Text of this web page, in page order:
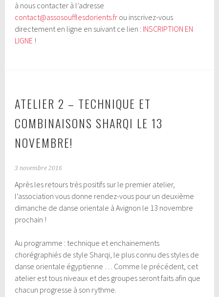
à nous contacter à l’adresse
contact@assosoufflesdorients.fr ou inscrivez-vous
directement en ligne en suivant ce lien : INSCRIPTION EN
LIGNE !
ATELIER 2 – TECHNIQUE ET
COMBINAISONS SHARQI LE 13
NOVEMBRE!
3 novembre 2016
Après les retours très positifs sur le premier atelier,
l’association vous donne rendez-vous pour un deuxième
dimanche de danse orientale à Avignon le 13 novembre
prochain !
Au programme : technique et enchainements
chorégraphiés de style Sharqi, le plus connu des styles de
danse orientale égyptienne … Comme le précédent, cet
atelier est tous niveaux et des groupes seront faits afin que
chacun progresse à son rythme.